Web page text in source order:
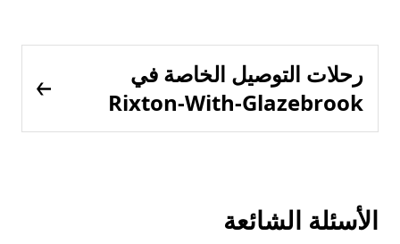
رحلات التوصيل الخاصة في
Rixton-With-Glazebrook
الأسئلة الشائعة